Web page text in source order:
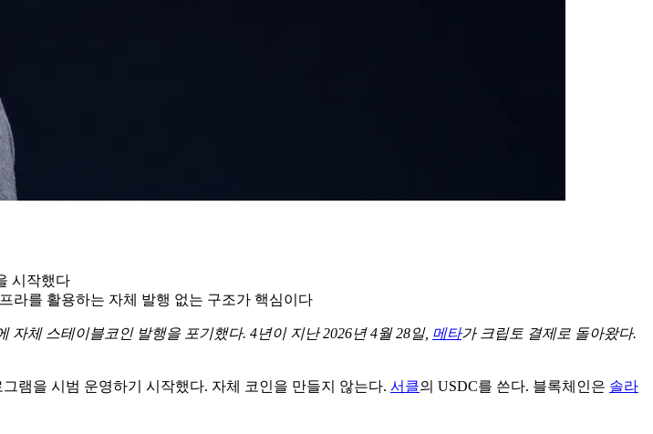
시작했다
라를 활용하는 자체 발행 없는 구조가 핵심이다
체 스테이블코인 발행을 포기했다. 4년이 지난 2026년 4월 28일, 메타가 크립토 결제로 돌아왔다.
램을 시범 운영하기 시작했다. 자체 코인을 만들지 않는다. 서클의 USDC를 쓴다. 블록체인은 솔라